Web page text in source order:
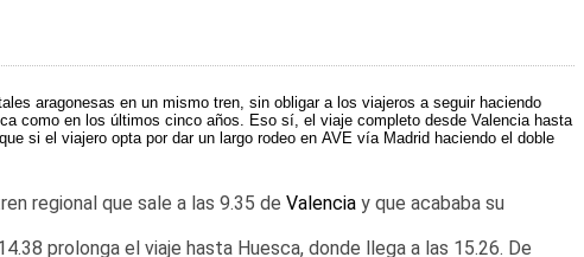
aragonesas en un mismo tren, sin obligar a los viajeros a seguir haciendo
como en los últimos cinco años. Eso sí, el viaje completo desde Valencia hasta
si el viajero opta por dar un largo rodeo en AVE vía Madrid haciendo el doble
regional que sale a las 9.35 de Valencia y que acababa su
prolonga el viaje hasta Huesca, donde llega a las 15.26. De